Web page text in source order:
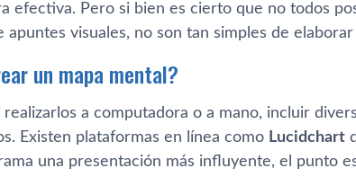
efectiva. Pero si bien es cierto que no todos
visuales, no son tan simples de
un mapa mental?
realizarlos a computadora o a mano, incluir
Existen plataformas en línea como Lucidchart
una presentación más influyente, el punto